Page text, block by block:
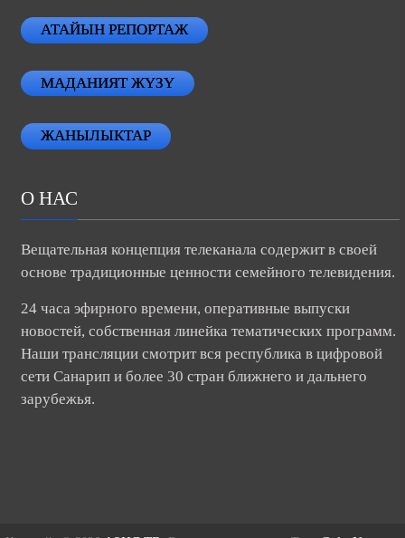
АТАЙЫН РЕПОРТАЖ
МАДАНИЯТ ЖҮЗҮ
ЖАНЫЛЫКТАР
О НАС
Вещательная концепция телеканала содержит в своей
основе традиционные ценности семейного телевидения.
24 часа эфирного времени, оперативные выпуски
новостей, собственная линейка тематических программ.
Наши трансляции смотрит вся республика в цифровой
сети Санарип и более 30 стран ближнего и дальнего
зарубежья.